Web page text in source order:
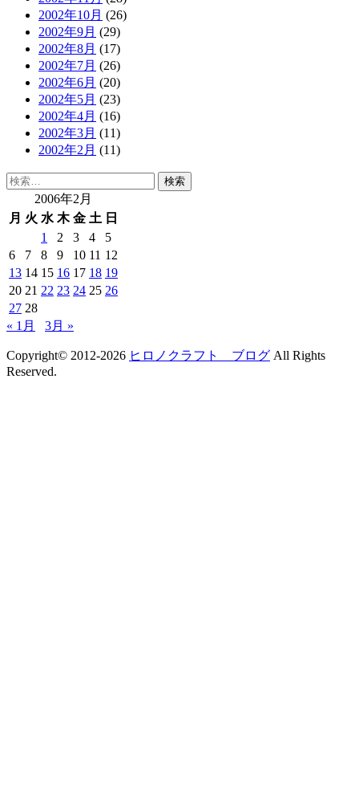
2002年10月 (26)
2002年9月 (29)
2002年8月 (17)
2002年7月 (26)
2002年6月 (20)
2002年5月 (23)
2002年4月 (16)
2002年3月 (11)
2002年2月 (11)
検
2006年2月
月 火 水 木 金 土 日
1
2 3 4
5
6
7 8 9 10 11 12
13 14 15 16 17 18 19
20 21 22 23 24 25 26
27 28
« 1月
3月 »
Copyright© 2012-2026 ヒロノクラフト ブログ All Rights
Reserved.